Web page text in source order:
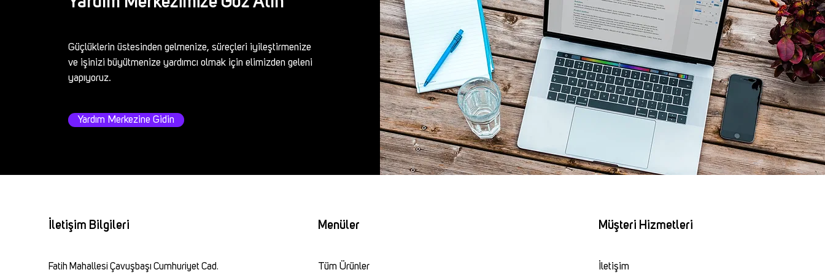
Güçlüklerin üstesinden gelmenize, süreçleri iyileştirmenize
ve işinizi büyütmenize yardımcı olmak için elimizden geleni
yapıyoruz.
Yardım Merkezine Gidin
İletişim Bilgileri
Fatih Mahallesi Çavuşbaşı Cumhuriyet Cad.
Menüler
Tüm Ürünler
Müşteri Hizmetleri
İletişim